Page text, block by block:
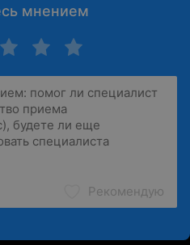
мнением
Рекомендую